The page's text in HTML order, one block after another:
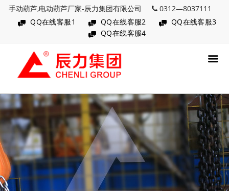
手动葫芦,电动葫芦厂家-辰力集团有限公司
0312—8037111
QQ在线客服1
QQ在线客服2
QQ在线客服3
QQ在线客服4